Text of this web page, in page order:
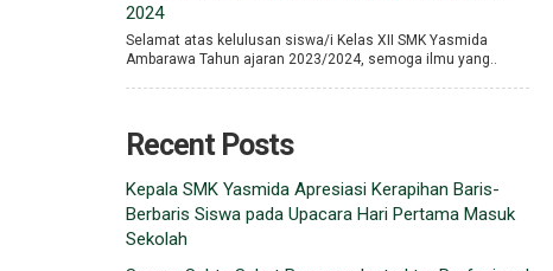
2024
Selamat atas kelulusan siswa/i Kelas XII SMK Yasmida
Ambarawa Tahun ajaran 2023/2024, semoga ilmu yang..
Recent Posts
Kepala SMK Yasmida Apresiasi Kerapihan Baris-
Berbaris Siswa pada Upacara Hari Pertama Masuk
Sekolah